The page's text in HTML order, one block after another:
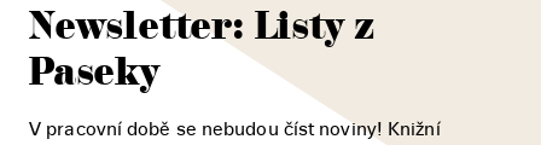
Newsletter: Listy z
Paseky
V pracovní době se nebudou číst noviny! Knižní